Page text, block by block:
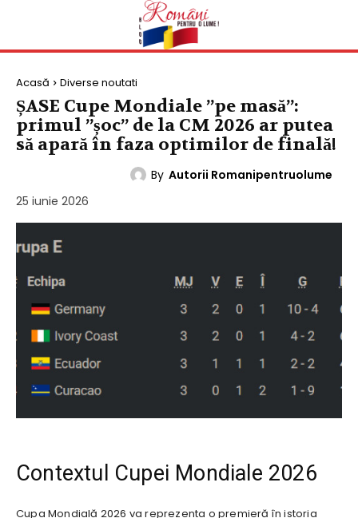
Acasă Diverse noutati
ȘASE Cupe Mondiale ”pe masă”:
primul ”șoc” de la CM 2026 ar putea
să apară în faza optimilor de finală!
By Autorii Romanipentruolume
25 iunie 2026
Contextul Cupei Mondiale 2026
Cupa Mondială 2026 va reprezenta o premieră în istoria